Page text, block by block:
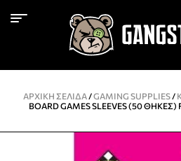
ΑΡΧΙΚΉ ΣΕΛΊΔΑ/GAMING SUPPLIES/
BOARD GAMES SLEEVES (50 ΘΉΚΕΣ)